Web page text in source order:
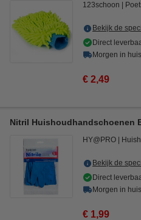
123schoon
Bekijk de
Direct
Morgen in huis
€ 2,49
Nitril Huishoudhandschoenen
HY@PRO
Bekijk de
Direct
Morgen in huis
€ 1,99